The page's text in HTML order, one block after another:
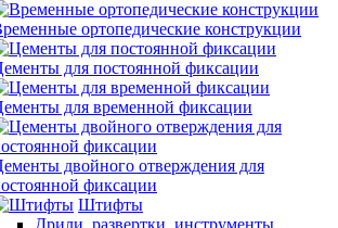
ортопедические конструкции
для постоянной фиксации
для временной фиксации
двойного отверждения для
фиксации
Штифты
Дрили, развертки, инструменты